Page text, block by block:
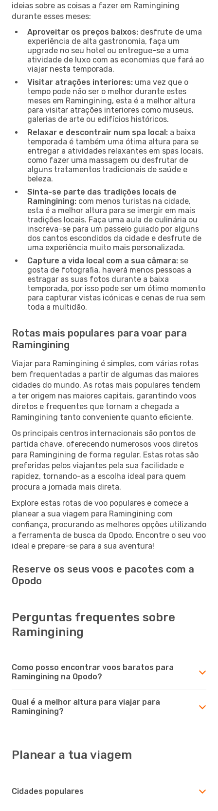
ideias sobre as coisas a fazer em Ramingining
durante esses meses:
Aproveitar os preços baixos: desfrute de uma
experiência de alta gastronomia, faça um
upgrade no seu hotel ou entregue-se a uma
atividade de luxo com as economias que fará ao
viajar nesta temporada.
Visitar atrações interiores: uma vez que o
tempo pode não ser o melhor durante estes
meses em Ramingining, esta é a melhor altura
para visitar atrações interiores como museus,
galerias de arte ou edifícios históricos.
Relaxar e descontrair num spa local: a baixa
temporada é também uma ótima altura para se
entregar a atividades relaxantes em spas locais,
como fazer uma massagem ou desfrutar de
alguns tratamentos tradicionais de saúde e
beleza.
Sinta-se parte das tradições locais de
Ramingining: com menos turistas na cidade,
esta é a melhor altura para se imergir em mais
tradições locais. Faça uma aula de culinária ou
inscreva-se para um passeio guiado por alguns
dos cantos escondidos da cidade e desfrute de
uma experiência muito mais personalizada.
Capture a vida local com a sua câmara: se
gosta de fotografia, haverá menos pessoas a
estragar as suas fotos durante a baixa
temporada, por isso pode ser um ótimo momento
para capturar vistas icónicas e cenas de rua sem
toda a multidão.
Rotas mais populares para voar para
Ramingining
Viajar para Ramingining é simples, com várias rotas
bem frequentadas a partir de algumas das maiores
cidades do mundo. As rotas mais populares tendem
a ter origem nas maiores capitais, garantindo voos
diretos e frequentes que tornam a chegada a
Ramingining tanto conveniente quanto eficiente.
Os principais centros internacionais são pontos de
partida chave, oferecendo numerosos voos diretos
para Ramingining de forma regular. Estas rotas são
preferidas pelos viajantes pela sua facilidade e
rapidez, tornando-as a escolha ideal para quem
procura a jornada mais direta.
Explore estas rotas de voo populares e comece a
planear a sua viagem para Ramingining com
confiança, procurando as melhores opções utilizando
a ferramenta de busca da Opodo. Encontre o seu voo
ideal e prepare-se para a sua aventura!
Reserve os seus voos e pacotes com a
Opodo
Perguntas frequentes sobre
Ramingining
Como posso encontrar voos baratos para
Ramingining na Opodo?
Qual é a melhor altura para viajar para
Ramingining?
Planear a tua viagem
Cidades populares